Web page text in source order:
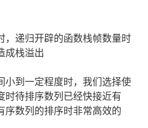
，递归开辟的函数栈帧数量时
成栈溢出
小到一定程度时，我们选择使
时待排序数列已经快接近有
序数列的排序时非常高效的